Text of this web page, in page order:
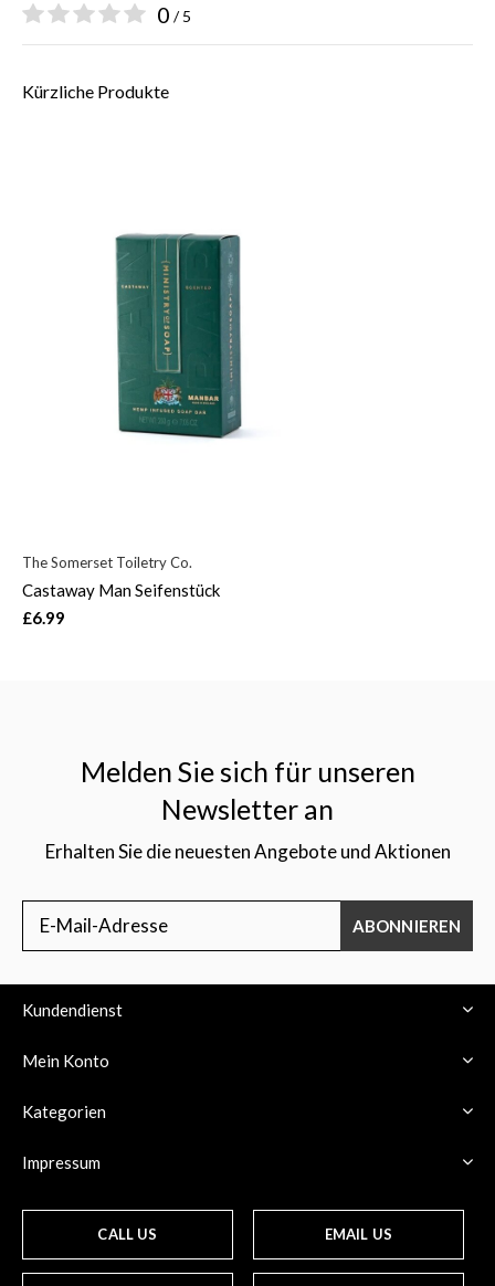
0 / 5
Kürzliche Produkte
The Somerset Toiletry Co.
Castaway Man Seifenstück
£6.99
Melden Sie sich für unseren
Newsletter an
Erhalten Sie die neuesten Angebote und Aktionen
ABONNIEREN
Kundendienst
Mein Konto
Kategorien
Impressum
CALL US EMAIL US